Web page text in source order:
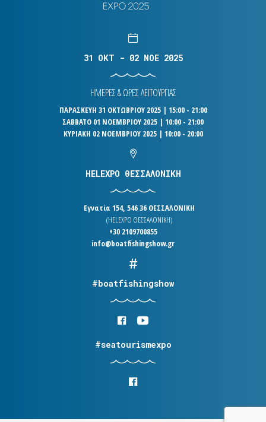
31 OKT - 02 NOE 2025
ΗΜΕΡΕΣ & ΩΡΕΣ ΛΕΙΤΟΥΡΓΙΑΣ
ΠΑΡΑΣΚΕΥΗ 31 ΟΚΤΩΒΡΙΟΥ 2025 | 15:00 - 21:00
ΣΑΒΒΑΤΟ 01 ΝΟΕΜΒΡΙΟΥ 2025 | 10:00 - 21:00
ΚΥΡΙΑΚΗ 02 ΝΟΕΜΒΡΙΟΥ 2025 | 10:00 - 20:00
HELEXPO ΘΕΣΣΑΛΟΝΙΚΗ
Εγνατία 154, 546 36 ΘΕΣΣΑΛΟΝΙΚΗ
(HELEXPO ΘΕΣΣΑΛΟΝΙΚΗ)
+30 2109700855
info@boatfishingshow.gr
#boatfishingshow
#seatourismexpo